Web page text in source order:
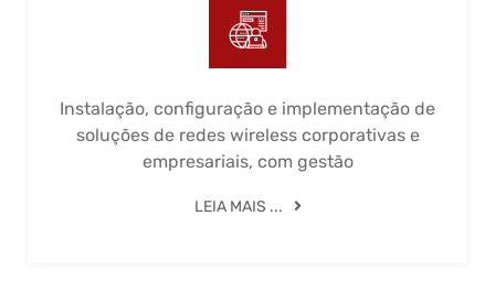
Instalação, configuração e implementação de
soluções de redes wireless corporativas e
empresariais, com gestão
LEIA MAIS ...